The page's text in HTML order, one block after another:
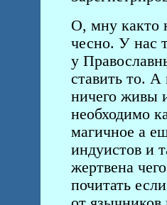
О, мну както
чесно. У нас
у
ставить то. А
ничего живы
необходимо
магичное а
индуистов и
жертвена
почитать